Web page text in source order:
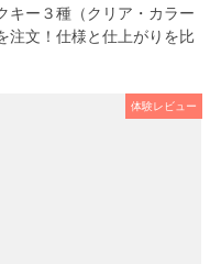
キー３種（クリア・カラー
注文！仕様と仕上がりを比
体験レビュー